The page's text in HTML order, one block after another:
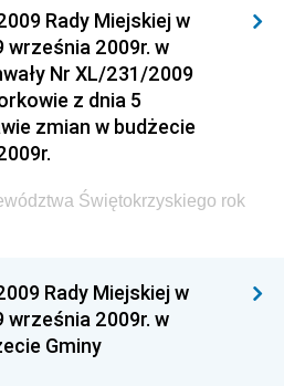
Banku Polskiego
Głównej Policji
Pracy i Polityki
Transportu, Budownictwa
Spraw Zagranicznych
Biura
Rady Miejskiej w
września 2009r. w
Nr XL/231/2009
z dnia 5
zmian w budżecie
Świętokrzyskiego rok
Rady Miejskiej w
września 2009r. w
Gminy